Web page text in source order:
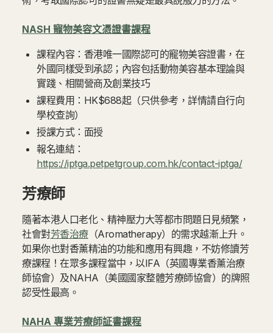
NASH 寵物美容文憑證書課程
課程內容：香港唯一國際認可的寵物美容證書，在
外國同樣受到承認；內容包括動物美容基本理論與
實踐、相關營商及創業技巧
課程費用：HK$688起（只供參考，詳情請自行向
學校查詢）
授課方式：面授
報名連結：
https://iptga.petpetgroup.com.hk/contact-iptga/
芳療師
隨著本港人口老化、精神壓力大等都市問題日見頻繁，
社會對芳香治療（Aromatherapy）的需求越漸上升。
如果你也對香薰精油的功能和應用有興趣，不妨修讀芳
療課程！在眾多課程當中，以IFA（英國專業香薰治療
師協會）及NAHA（美國國家整體芳療師協會）的牌照
認受性最高。
NAHA 專業芳療師証書課程